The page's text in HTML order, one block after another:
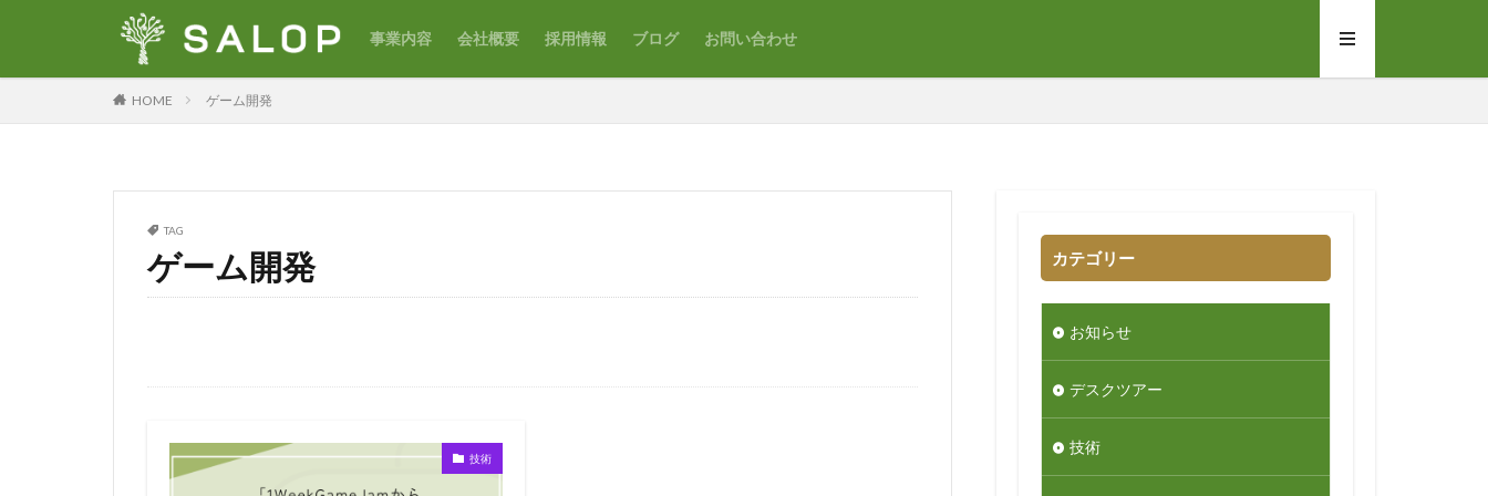
事業内容 会社概要 採用情報 ブログ お問い合わせ
HOME ゲーム開発
TAG
ゲーム開発
技術
カテゴリー
お知らせ
デスクツアー
技術